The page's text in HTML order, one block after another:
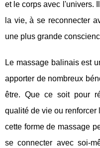
et le corps avec l'univers.
la vie, à se reconnecter
une plus grande
Le massage balinais est
apporter de nombreux
être. Que ce soit pour
qualité de vie ou
cette forme de massage
se connecter avec soi-